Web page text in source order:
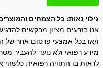
גילוי נאות: כל הצמחים
אנו בזרעים מציון מבקשים
ו/או בכל אמצעי פרסום אחר של
מידע רפואי ולא נועד להעביר
לראות בו התוויה רפואית